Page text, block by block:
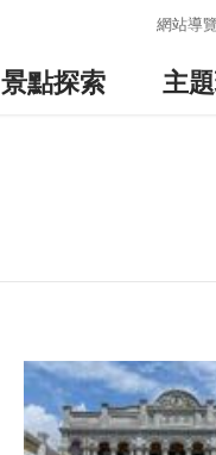
網站導覽
景點探索 主